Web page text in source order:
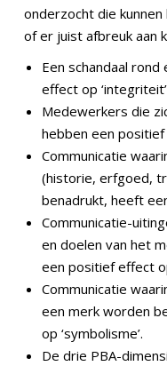
onderzocht die
of er juist afbreuk aan
Een schandaal
effect op
Medewerkers die
hebben een positief
Communicatie
(historie, erfgoed,
benadrukt, heeft
Communicatie-
en doelen van het
een positief effect
Communicatie
een merk worden
op ‘symbolisme’.
De drie PBA-